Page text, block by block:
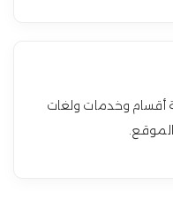
أقسام وخدمات ولغات